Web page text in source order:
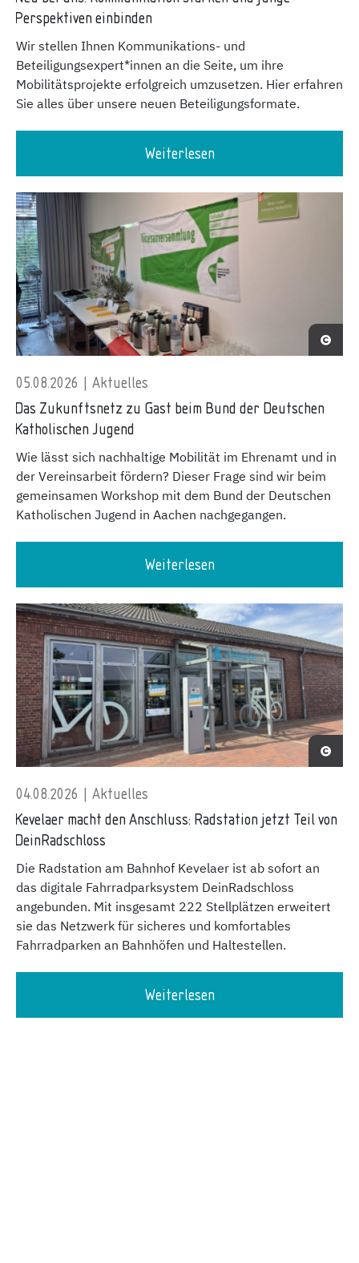
Perspektiven einbinden
Wir stellen Ihnen Kommunikations- und
Beteiligungsexpert*innen an die Seite, um ihre
Mobilitätsprojekte erfolgreich umzusetzen. Hier erfahren
Sie alles über unsere neuen Beteiligungsformate.
Weiterlesen
05.08.2026 | Aktuelles
Das Zukunftsnetz zu Gast beim Bund der Deutschen
Katholischen Jugend
Wie lässt sich nachhaltige Mobilität im Ehrenamt und in
der Vereinsarbeit fördern? Dieser Frage sind wir beim
gemeinsamen Workshop mit dem Bund der Deutschen
Katholischen Jugend in Aachen nachgegangen.
Weiterlesen
04.08.2026 | Aktuelles
Kevelaer macht den Anschluss: Radstation jetzt Teil von
DeinRadschloss
Die Radstation am Bahnhof Kevelaer ist ab sofort an
das digitale Fahrradparksystem DeinRadschloss
angebunden. Mit insgesamt 222 Stellplätzen erweitert
sie das Netzwerk für sicheres und komfortables
Fahrradparken an Bahnhöfen und Haltestellen.
Weiterlesen